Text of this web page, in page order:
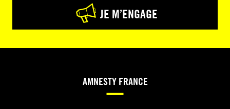
JE M’ENGAGE
AMNESTY FRANCE